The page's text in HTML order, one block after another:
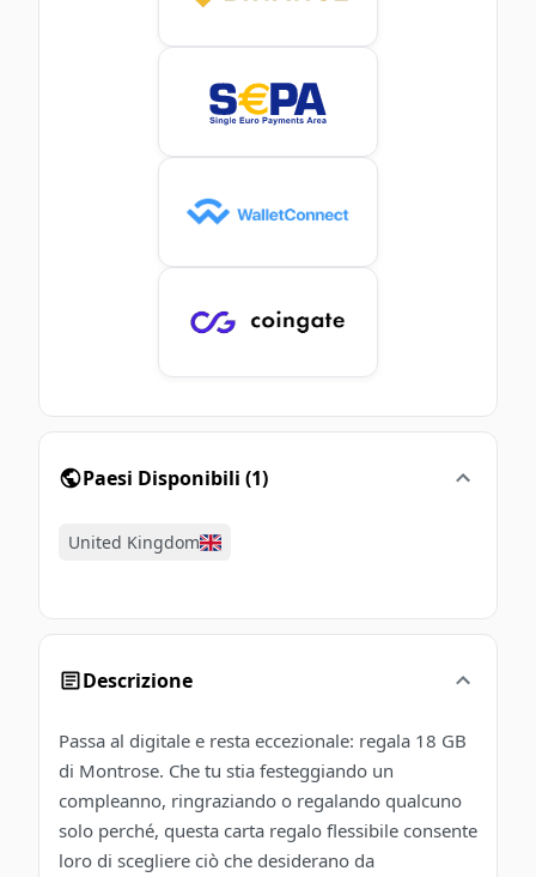
Paesi Disponibili (1)
United Kingdom
Descrizione
Passa al digitale e resta eccezionale: regala 18 GB
di Montrose. Che tu stia festeggiando un
compleanno, ringraziando o regalando qualcuno
solo perché, questa carta regalo flessibile consente
loro di scegliere ciò che desiderano da